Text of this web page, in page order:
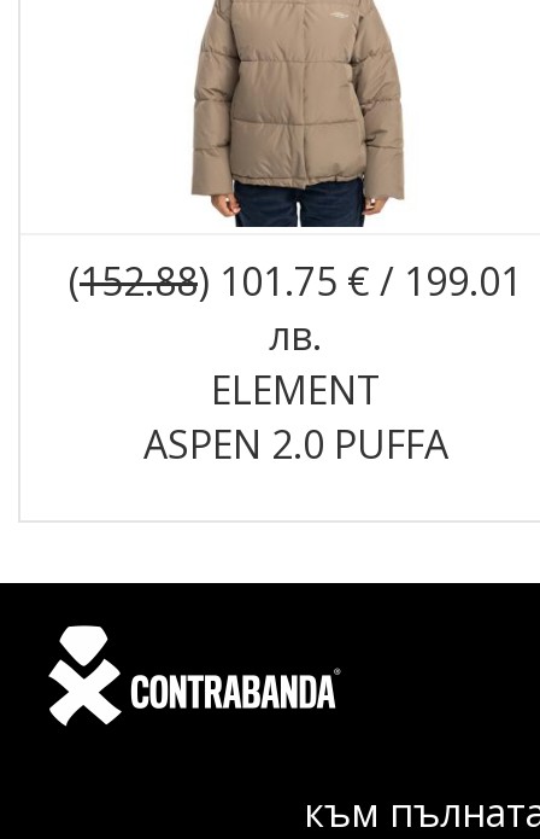
(152.88) 101.75 € / 199.01
лв.
ELEMENT
ASPEN 2.0 PUFFA
към